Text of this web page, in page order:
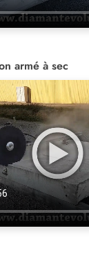
armé à sec